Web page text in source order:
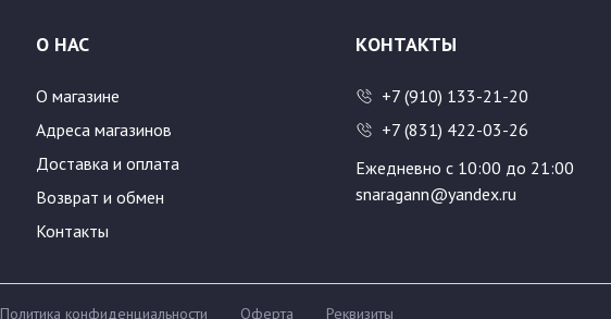
О НАС
О магазине
Адреса магазинов
Доставка и оплата
Возврат и обмен
Контакты
КОНТАКТЫ
+7 (910) 133-21-20
+7 (831) 422-03-26
Ежедневно с 10:00 до 21:00
snaragann@yandex.ru
Политика конфиденциальности Оферта Реквизиты